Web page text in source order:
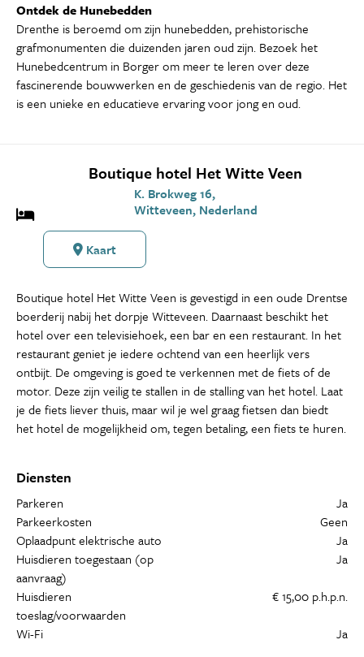
Ontdek de Hunebedden
Drenthe is beroemd om zijn hunebedden, prehistorische
grafmonumenten die duizenden jaren oud zijn. Bezoek het
Hunebedcentrum in Borger om meer te leren over deze
fascinerende bouwwerken en de geschiedenis van de regio. Het
is een unieke en educatieve ervaring voor jong en oud.
Boutique hotel Het Witte Veen
K. Brokweg 16,
Witteveen, Nederland
Kaart
Boutique hotel Het Witte Veen is gevestigd in een oude Drentse
boerderij nabij het dorpje Witteveen. Daarnaast beschikt het
hotel over een televisiehoek, een bar en een restaurant. In het
restaurant geniet je iedere ochtend van een heerlijk vers
ontbijt. De omgeving is goed te verkennen met de fiets of de
motor. Deze zijn veilig te stallen in de stalling van het hotel. Laat
je de fiets liever thuis, maar wil je wel graag fietsen dan biedt
het hotel de mogelijkheid om, tegen betaling, een fiets te huren.
Diensten
Parkeren
Ja
Parkeerkosten
Geen
Oplaadpunt elektrische auto
Ja
Huisdieren toegestaan (op
aanvraag)
Ja
Huisdieren
toeslag/voorwaarden
€ 15,00 p.h.p.n.
Wi-Fi Ja